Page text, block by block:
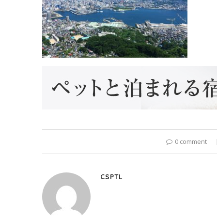
0 comment
CSPTL